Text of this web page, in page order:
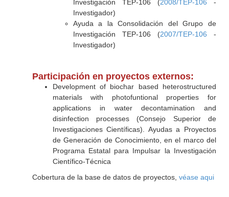
Investigación TEP-106 (2008/TEP-106 -
Investigador)
Ayuda a la Consolidación del Grupo de
Investigación TEP-106 (2007/TEP-106 -
Investigador)
Participación en proyectos externos:
Development of biochar based heterostructured
materials with photofuntional properties for
applications in water decontamination and
disinfection processes (Consejo Superior de
Investigaciones Científicas). Ayudas a Proyectos
de Generación de Conocimiento, en el marco del
Programa Estatal para Impulsar la Investigación
Científico‐Técnica
Cobertura de la base de datos de proyectos, véase aqui